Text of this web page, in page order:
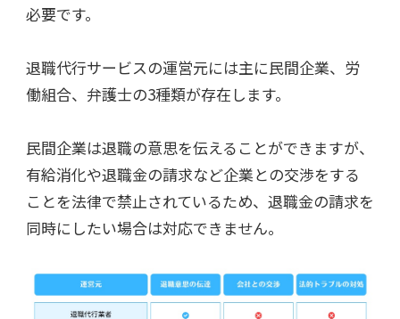
必要です。
退職代行サービスの運営元には主に民間企業、労
働組合、弁護士の3種類が存在します。
民間企業は退職の意思を伝えることができますが、
有給消化や退職金の請求など企業との交渉をする
ことを法律で禁止されているため、退職金の請求を
同時にしたい場合は対応できません。